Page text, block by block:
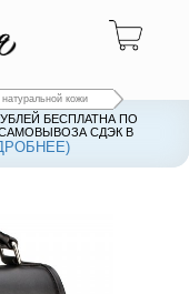
кожи
БЕСПЛАТНА ПО
СДЭК В
БЕСПЛАТНА ПО
СДЭК В